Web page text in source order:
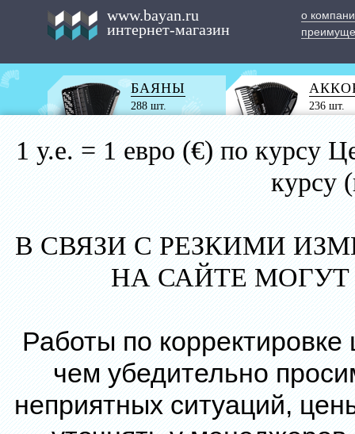
www.bayan.ru
интернет-магазин
о
БАЯНЫ
288 шт. 236 шт.
1 у.е. = 1 евро (€) по курсу
курсу
В СВЯЗИ С РЕЗКИМИ
НА САЙТЕ
Работы по
чем убедительно
неприятных ситуаций,